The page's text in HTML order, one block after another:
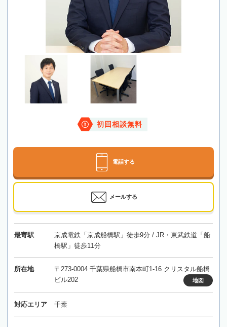
初回相談無料
電話する
メールする
最寄駅
京成電鉄「京成船橋駅」徒歩9分 / JR・東武鉄道「船
橋駅」徒歩11分
所在地
〒273-0004 千葉県船橋市南本町1-16 クリスタル船橋
ビル202
地図
対応エリア 千葉